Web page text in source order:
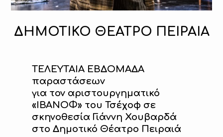
ΔΗΜΟΤΙΚΟ ΘΕΑΤΡΟ ΠΕΙΡΑΙΑ
ΤΕΛΕΥΤΑΙΑ ΕΒΔΟΜΑΔΑ
παραστάσεων
για τον αριστουργηματικό
«ΙΒΑΝΟΦ» του Τσέχοφ σε
σκηνοθεσία Γιάννη Χουβαρδά
στο Δημοτικό Θέατρο Πειραιά